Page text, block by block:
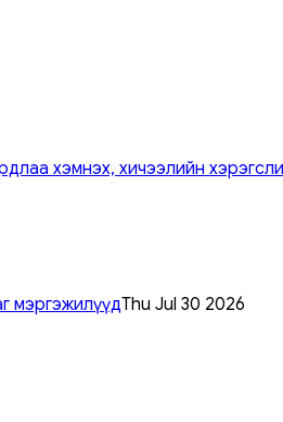
хэмнэх, хичээлийн
мэргэжилүүдThu Jul 30 2026